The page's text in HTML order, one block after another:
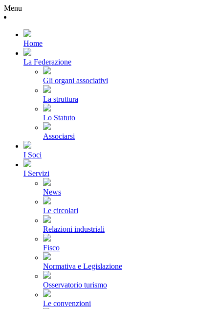
Menu
Home
La Federazione
Gli organi associativi
La struttura
Lo Statuto
Associarsi
I Soci
I Servizi
News
Le circolari
Relazioni industriali
Fisco
Normativa e Legislazione
Osservatorio turismo
Le convenzioni